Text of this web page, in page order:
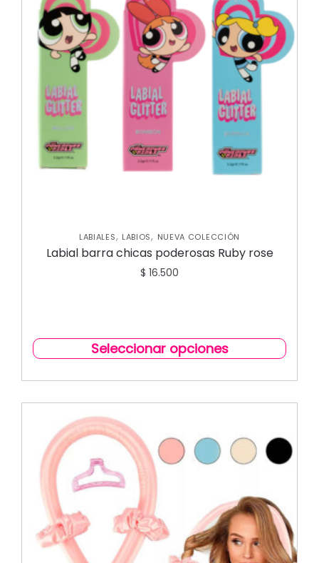
LABIALES, LABIOS, NUEVA COLECCIÓN
Labial barra chicas poderosas Ruby rose
$ 16.500
Seleccionar opciones